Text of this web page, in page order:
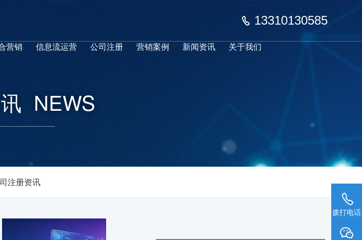
13310130585
营销 信息流运营 公司注册 营销案例 新闻资讯 关于我们
NEWS
注册资讯
拨打电话